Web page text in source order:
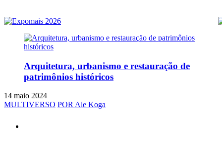
Arquitetura, urbanismo e restauração de
patrimônios históricos
14 maio 2024
MULTIVERSO POR Ale Koga